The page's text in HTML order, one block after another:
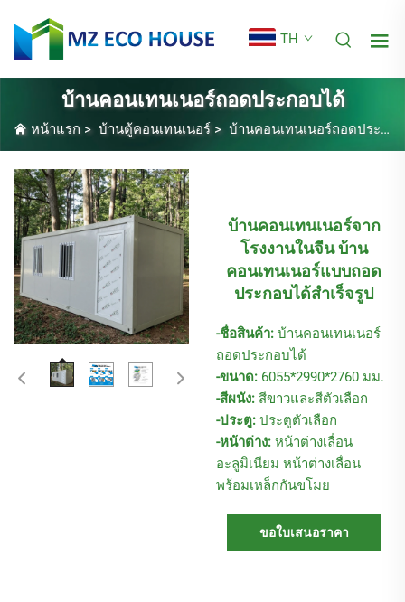
TH
บ้านคอนเทนเนอร์ถอดประกอบได้
หน้าแรก > บ้านตู้คอนเทนเนอร์ > บ้านคอนเทนเนอร์ถอดประกอบได้
บ้านคอนเทนเนอร์จาก
โรงงานในจีน บ้าน
คอนเทนเนอร์แบบถอด
ประกอบได้สำเร็จรูป
-ชื่อสินค้า: บ้านคอนเทนเนอร์
ถอดประกอบได้
-ขนาด: 6055*2990*2760 มม.
-สีผนัง: สีขาวและสีตัวเลือก
-ประตู: ประตูตัวเลือก
-หน้าต่าง: หน้าต่างเลื่อน
อะลูมิเนียม หน้าต่างเลื่อน
พร้อมเหล็กกันขโมย
ขอใบเสนอราคา